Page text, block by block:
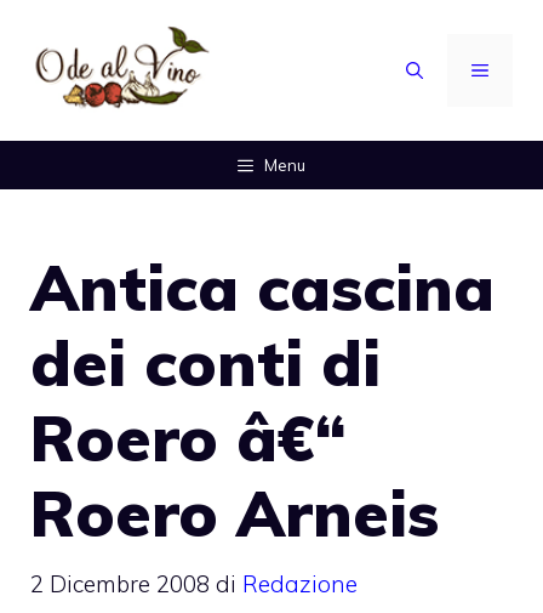
contenuto
MENU
Menu
Antica cascina
dei conti di
Roero â€“
Roero Arneis
2 Dicembre 2008 di Redazione